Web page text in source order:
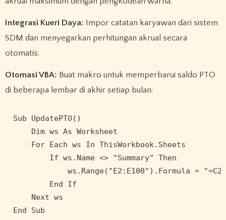
Integrasi Kueri Daya: Impor catatan karyawan dari sistem
SDM dan menyegarkan perhitungan akrual secara
otomatis.
Otomasi VBA: Buat makro untuk memperbarui saldo PTO
di beberapa lembar di akhir setiap bulan:
Sub UpdatePTO()
    Dim ws As Worksheet
    For Each ws In ThisWorkbook.Sheets
        If ws.Name <> "Summary" Then
ws.Range("E2:E100").Formula =
        End If
    Next ws